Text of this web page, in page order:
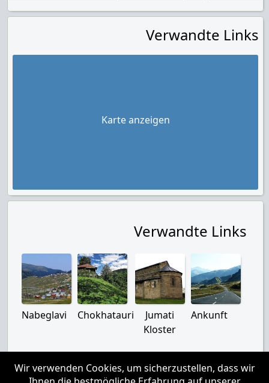
Verwandte Links
Karte anzeigen
Verwandte Links
Nabeglavi Chokhatauri
Jumati
Kloster
Ankunft
Wir verwenden Cookies, um sicherzustellen, dass wir